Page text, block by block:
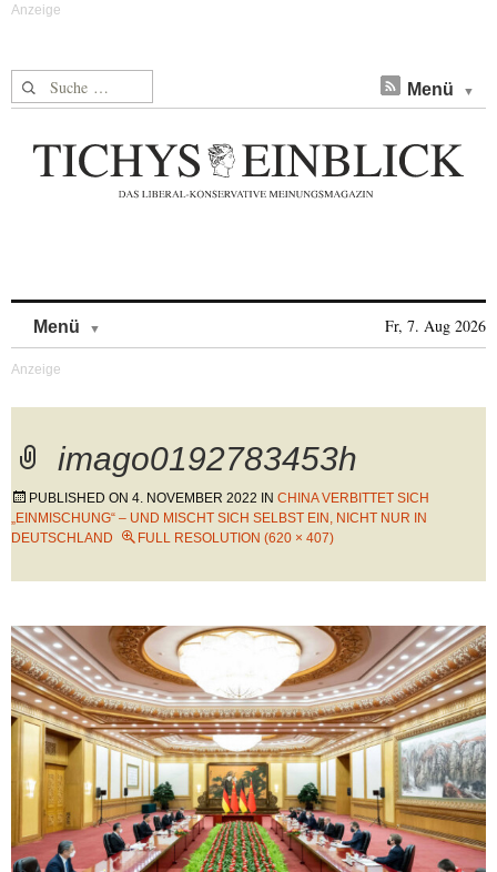
Suche nach: Menü
Menü Fr, 7. Aug 2026
imago0192783453h
PUBLISHED ON 4. NOVEMBER 2022 IN CHINA VERBITTET SICH
„EINMISCHUNG“ – UND MISCHT SICH SELBST EIN, NICHT NUR IN
DEUTSCHLAND
FULL RESOLUTION (620 × 407)